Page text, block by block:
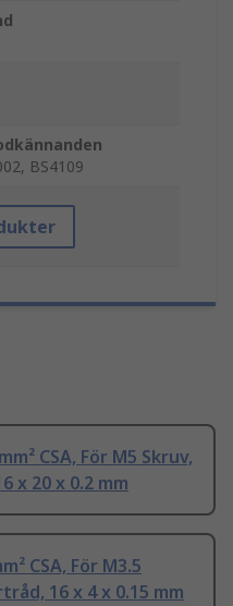
BS4109
CSA, För M5 Skruv,
x 20 x 0.2 mm
CSA, För M3.5
16 x 4 x 0.15 mm